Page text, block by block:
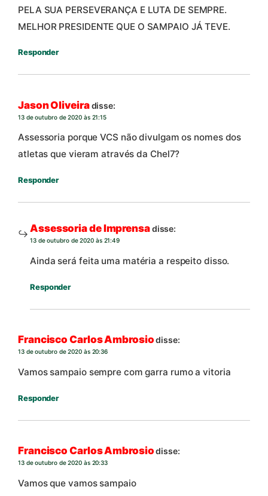
PELA SUA PERSEVERANÇA E LUTA DE SEMPRE.
MELHOR PRESIDENTE QUE O SAMPAIO JÁ TEVE.
Responder
Jason Oliveiradisse:
13 de outubro de 2020 às 21:15
Assessoria porque VCS não divulgam os nomes dos
atletas que vieram através da Chel7?
Responder
Assessoria de Imprensadisse:
13 de outubro de 2020 às 21:49
Ainda será feita uma matéria a respeito disso.
Responder
Francisco Carlos Ambrosio disse:
13 de outubro de 2020 às 20:36
Vamos sampaio sempre com garra rumo a vitoria
Responder
Francisco Carlos Ambrosio disse:
13 de outubro de 2020 às 20:33
Vamos que vamos sampaio